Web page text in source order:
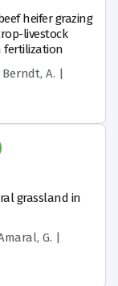
heifer grazing
livestock
fertilization
Berndt, A. |
grassland in
G. |